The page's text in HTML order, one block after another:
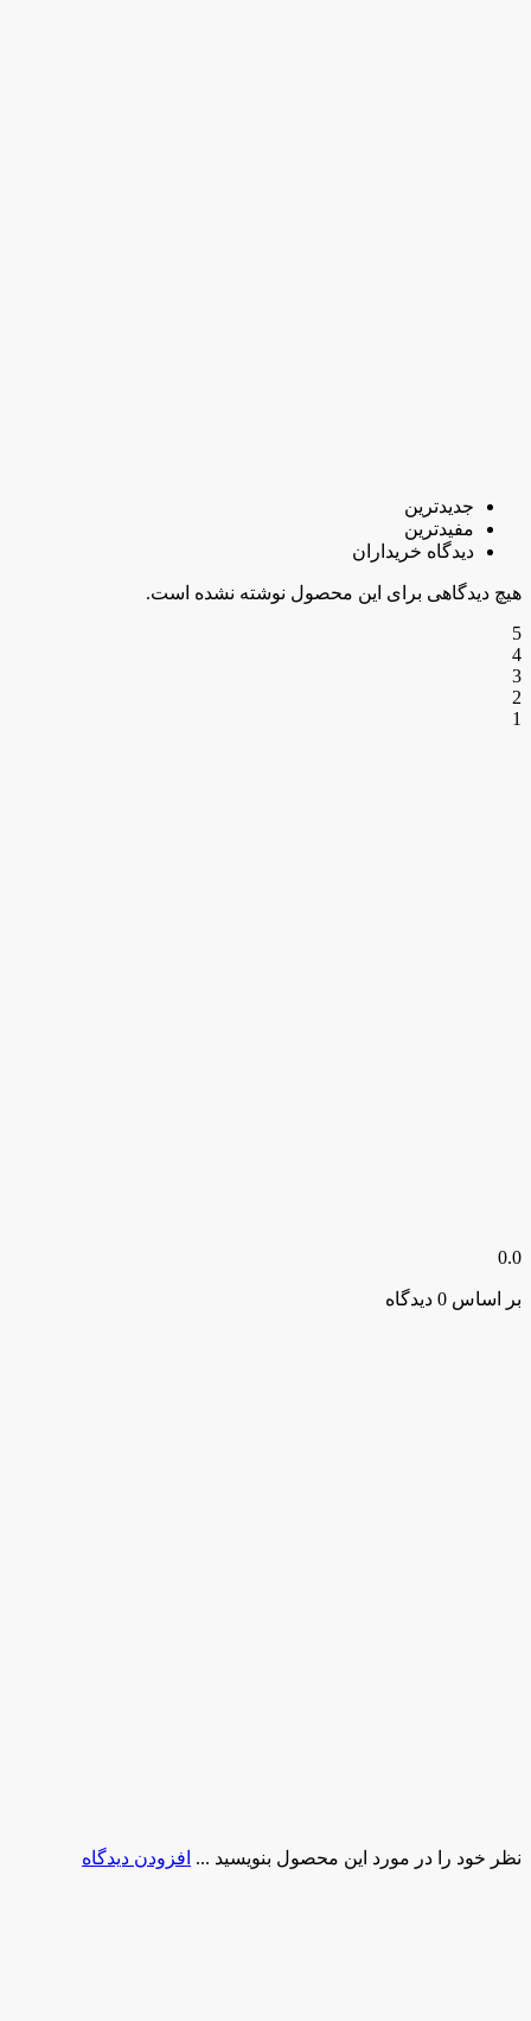
جدیدترین
مفیدترین
دیدگاه خریداران
هیچ دیدگاهی برای این محصول نوشته نشده است.
5
4
3
2
1
0.0
بر اساس 0 دیدگاه
نظر خود را در مورد این محصول بنویسید ... افزودن دیدگاه